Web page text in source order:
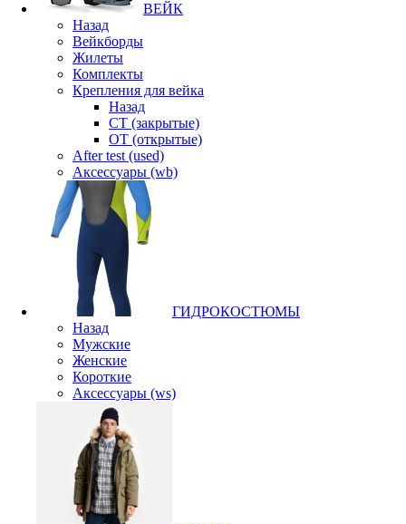
ВЕЙК
Назад
Вейкборды
Жилеты
Комплекты
Крепления для вейка
Назад
CT (закрытые)
OT (открытые)
After test (used)
Аксессуары (wb)
ГИДРОКОСТЮМЫ
Назад
Мужские
Женские
Короткие
Аксессуары (ws)